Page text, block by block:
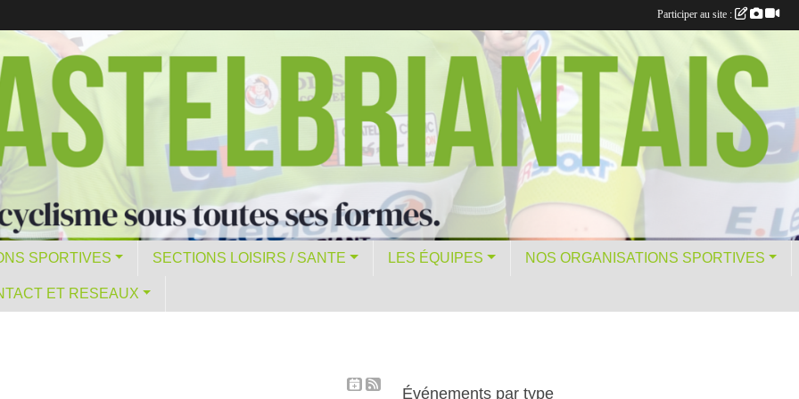
SPORTIVES SECTIONS LOISIRS / SANTE LES ÉQUIPES NOS ORGANISATIONS SPORTIVES
ET RESEAUX
Événements par type
Participer au site :